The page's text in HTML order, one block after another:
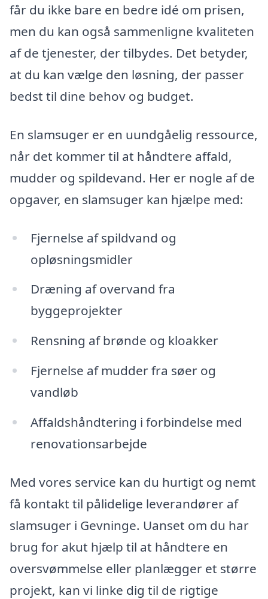
får du ikke bare en bedre idé om prisen,
men du kan også sammenligne kvaliteten
af de tjenester, der tilbydes. Det betyder,
at du kan vælge den løsning, der passer
bedst til dine behov og budget.
En slamsuger er en uundgåelig ressource,
når det kommer til at håndtere affald,
mudder og spildevand. Her er nogle af de
opgaver, en slamsuger kan hjælpe med:
Fjernelse af spildvand og
opløsningsmidler
Dræning af overvand fra
byggeprojekter
Rensning af brønde og kloakker
Fjernelse af mudder fra søer og
vandløb
Affaldshåndtering i forbindelse med
renovationsarbejde
Med vores service kan du hurtigt og nemt
få kontakt til pålidelige leverandører af
slamsuger i Gevninge. Uanset om du har
brug for akut hjælp til at håndtere en
oversvømmelse eller planlægger et større
projekt, kan vi linke dig til de rigtige